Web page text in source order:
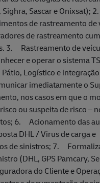
Sascar e Onixsat);
de rastreamento de
de rastreamento
3. Rastreamento de
e operar o sistema
Pátio, Logístico e
imediatamente o
nos casos em que o
ou suspeita de risco –
6. Acionamento das
DHL / Virus de carga e
de sinistros; 7.
(DHL, GPS Pamcary,
do Cliente e